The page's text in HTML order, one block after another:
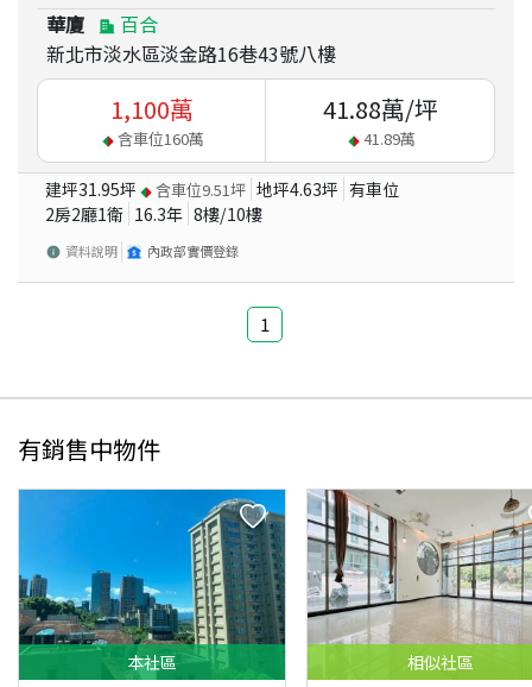
華廈
百合
新北市淡水區淡金路16巷43號八樓
1,100萬
含車位160萬
41.88萬/坪
41.89萬
建坪31.95坪 含車位9.51坪 地坪4.63坪 有車位
2房2廳1衛 16.3年 8樓/10樓
資料說明 內政部實價登錄
1
有銷售中物件
本社區 相似社區